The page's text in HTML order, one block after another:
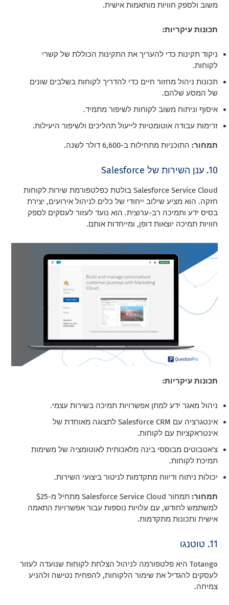
משוב ולספק חוויות מותאמות אישית.
תכונות עיקריות:
ניקוד תקינות כדי להעריך את התקינות הכוללת של קשרי
לקוחות.
תכונות ניהול מחזור חיים כדי להדריך לקוחות בשלבים שונים
של המסע שלהם.
איסוף וניתוח משוב לקוחות לשיפור מתמיד.
זרימות עבודה אוטומטיות לייעול תהליכים ולשיפור היעילות.
תמחור: התוכניות מתחילות ב-6,600 דולר לשנה.
10. ענן השירות של Salesforce
Salesforce Service Cloud בולטת כפלטפורמת שירות לקוחות
חזקה. הוא מציע שילוב ייחודי של כלים לניהול אירועים, יצירת
בסיס ידע ותמיכה רב-ערוצית. הוא נועד לעזור לעסקים לספק
חוויות תמיכה יוצאות דופן, ומייחדות אותם.
תכונות עיקריות:
ניהול מאגר ידע למתן אפשרויות תמיכה בשירות עצמי.
אינטגרציה עם Salesforce CRM לתצוגה מאוחדת של
אינטראקציות עם לקוחות.
צ'אטבוטים מבוססי בינה מלאכותית לאוטומציה של משימות
תמיכת לקוחות.
יכולות ניתוח ודיווח מתקדמות לניטור ביצועי השירות.
תמחור:
תמחור Salesforce Service Cloud מתחיל מ-$25
למשתמש לחודש, עם עלויות נוספות עבור אפשרויות התאמה
אישית ותכונות מתקדמות.
11. טוטנגו
Totango היא פלטפורמה לניהול הצלחת לקוחות שנועדה לעזור
לעסקים להגדיל את שימור הלקוחות, להפחית נטישה ולהניע
צמיחה.